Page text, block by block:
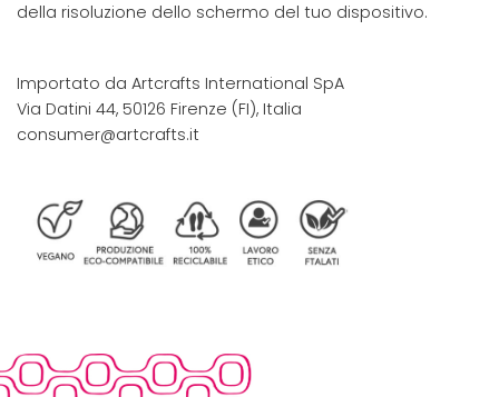
della risoluzione dello schermo del tuo dispositivo.
Importato da Artcrafts International SpA
Via Datini 44, 50126 Firenze (FI), Italia
consumer@artcrafts.it